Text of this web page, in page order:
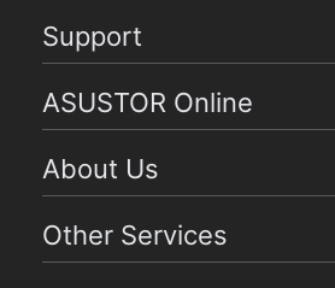
Support
ASUSTOR Online
About Us
Other Services